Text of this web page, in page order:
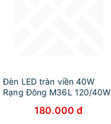
Đèn LED tràn viền 40W
Rạng Đông M36L 120/40W
180.000 đ